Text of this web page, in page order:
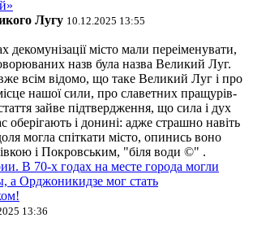
Лугу 10.12.2025 13:55
декомунізації місто мали переіменувати,
назв була назва Великий Луг.
всім відомо, що таке Великий Луг і про
нашої сили, про славетних пращурів-
зайве підтвердження, що сила і дух
оберігають і донині: адже страшно навіть
могла спіткати місто, опинись воно
і Покровським, "біля води ©" .
В 70-х годах на месте города могли
а Орджоникидзе мог стать
13:36